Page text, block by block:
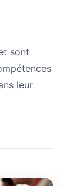
sont
leur